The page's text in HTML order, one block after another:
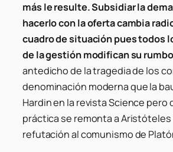
más le resulte. Subsidiar la
hacerlo con la oferta cambia
cuadro de situación pues todos
de la gestión modifican su rumbo
antedicho de la tragedia de los
denominación moderna que la
Hardin en la revistaScience pero
práctica se remonta a Aristóteles
refutación al comunismo de